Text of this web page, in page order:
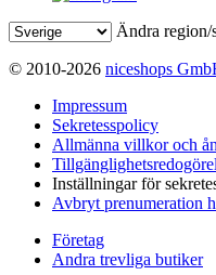
Ändra region/
© 2010-2026 niceshops
Impressum
Sekretesspolicy
Allmänna villkor och
Inställningar för
Avbryt prenumeration
Företag
Andra trevliga butiker